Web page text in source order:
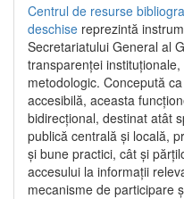
Centrul de resurse
deschise reprezintă
Secretariatului General al
transparenței
metodologic. Concepută
accesibilă, aceasta
bidirecțional, destinat atât
publică centrală și locală,
și bune practici, cât și
accesului la informații
mecanisme de participare